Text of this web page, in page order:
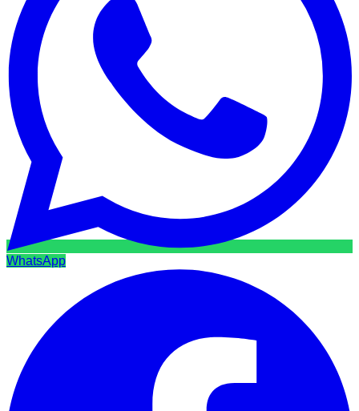
WhatsApp